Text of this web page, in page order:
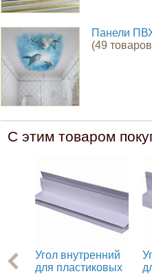
Панели
(49
С этим товаром
Угол внутренний
для пластиковых